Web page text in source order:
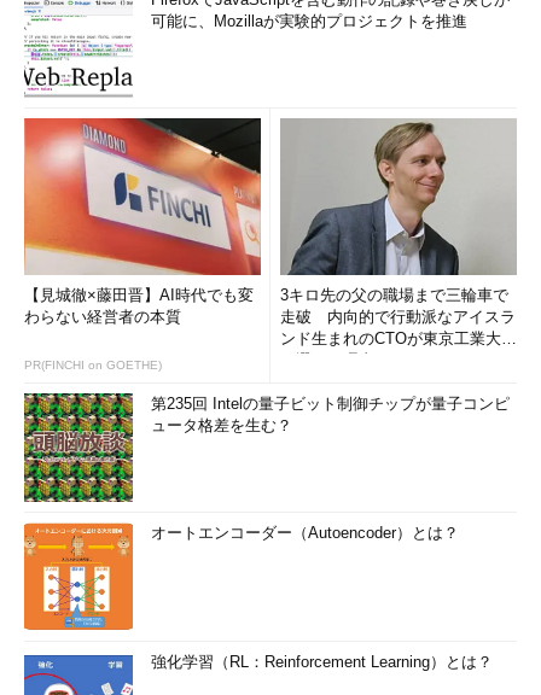
可能に、Mozillaが実験的プロジェクトを推進
【見城徹×藤田晋】AI時代でも変
わらない経営者の本質
PR(FINCHI on GOETHE)
3キロ先の父の職場まで三輪車で
走破 内向的で行動派なアイスラ
ンド生まれのCTOが東京工業大学
第235回 Intelの量子ビット制御チップが量子コンピ
ュータ格差を生む？
オートエンコーダー（Autoencoder）とは？
強化学習（RL：Reinforcement Learning）とは？